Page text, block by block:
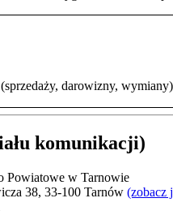
darowizny,
komunikacji)
Powiatowe w Tarnowie
38, 33-100 Tarnów (zobacz